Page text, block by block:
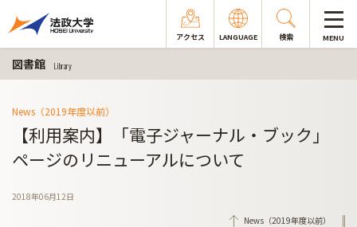
アクセス LANGUAGE 検索 MENU
図書館 Library
News（2019年度以前）
【利用案内】「電子ジャーナル・ブック」
ページのリニューアルについて
2018年06月12日
News（2019年度以前）